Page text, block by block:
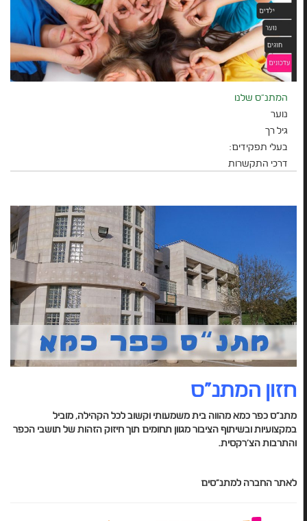
המתנ"ס שלנו
נוער
גיל רך
בעלי תפקידים:
דרכי התקשרות
חזון המתנ"ס
מתנ"ס כפר כמא מהווה בית משמעותי וקשוב לכל הקהילה, מוביל
במקצועיות ובשיתוף הציבור מגוון תחומים תוך חיזוק הזהות של תושבי הכפר
והתרבות הצ'רקסית.
לאתר החברה למתנ"סים